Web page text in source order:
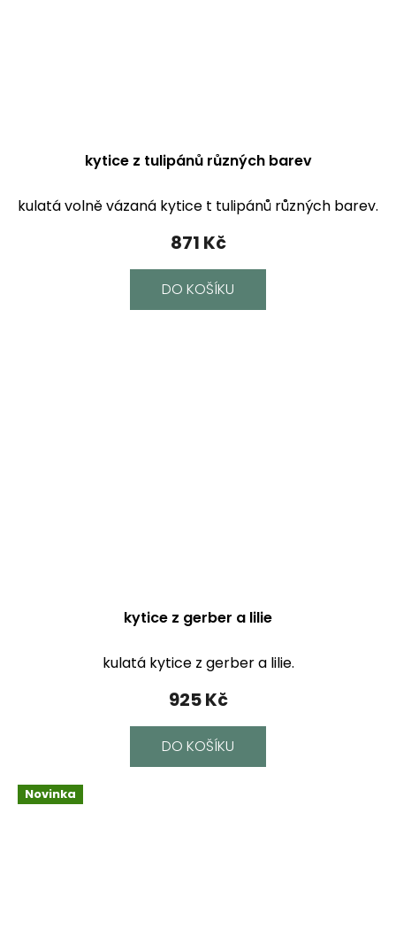
kytice z tulipánů různých barev
871 Kč
DO KOŠÍKU
kulatá volně vázaná kytice t tulipánů různých barev.
kytice z gerber a lilie
925 Kč
DO KOŠÍKU
kulatá kytice z gerber a lilie.
Novinka